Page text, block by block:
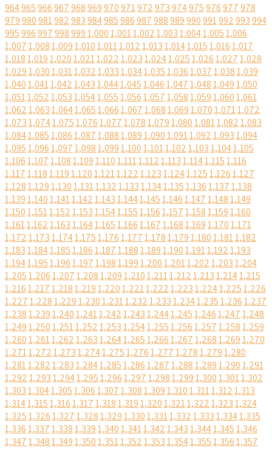
964965966967968969970971972973974975976977978
979980981982983984985986987988989990991992993994
9959969979989991,0001,0011,0021,0031,0041,0051,006
1,0071,0081,0091,0101,0111,0121,0131,0141,0151,0161,017
1,0181,0191,0201,0211,0221,0231,0241,0251,0261,0271,028
1,0291,0301,0311,0321,0331,0341,0351,0361,0371,0381,039
1,0401,0411,0421,0431,0441,0451,0461,0471,0481,0491,050
1,0511,0521,0531,0541,0551,0561,0571,0581,0591,0601,061
1,0621,0631,0641,0651,0661,0671,0681,0691,0701,0711,072
1,0731,0741,0751,0761,0771,0781,0791,0801,0811,0821,083
1,0841,0851,0861,0871,0881,0891,0901,0911,0921,0931,094
1,0951,0961,0971,0981,0991,1001,1011,1021,1031,1041,105
1,1061,1071,1081,1091,1101,1111,1121,1131,1141,1151,116
1,1171,1181,1191,1201,1211,1221,1231,1241,1251,1261,127
1,1281,1291,1301,1311,1321,1331,1341,1351,1361,1371,138
1,1391,1401,1411,1421,1431,1441,1451,1461,1471,1481,149
1,1501,1511,1521,1531,1541,1551,1561,1571,1581,1591,160
1,1611,1621,1631,1641,1651,1661,1671,1681,1691,1701,171
1,1721,1731,1741,1751,1761,1771,1781,1791,1801,1811,182
1,1831,1841,1851,1861,1871,1881,1891,1901,1911,1921,193
1,1941,1951,1961,1971,1981,1991,2001,2011,2021,2031,204
1,2051,2061,2071,2081,2091,2101,2111,2121,2131,2141,215
1,2161,2171,2181,2191,2201,2211,2221,2231,2241,2251,226
1,2271,2281,2291,2301,2311,2321,2331,2341,2351,2361,237
1,2381,2391,2401,2411,2421,2431,2441,2451,2461,2471,248
1,2491,2501,2511,2521,2531,2541,2551,2561,2571,2581,259
1,2601,2611,2621,2631,2641,2651,2661,2671,2681,2691,270
1,2711,2721,2731,2741,2751,2761,2771,2781,2791,280
1,2811,2821,2831,2841,2851,2861,2871,2881,2891,2901,291
1,2921,2931,2941,2951,2961,2971,2981,2991,3001,3011,302
1,3031,3041,3051,3061,3071,3081,3091,3101,3111,3121,313
1,3141,3151,3161,3171,3181,3191,3201,3211,3221,3231,324
1,3251,3261,3271,3281,3291,3301,3311,3321,3331,3341,335
1,3361,3371,3381,3391,3401,3411,3421,3431,3441,3451,346
1,3471,3481,3491,3501,3511,3521,3531,3541,3551,3561,357